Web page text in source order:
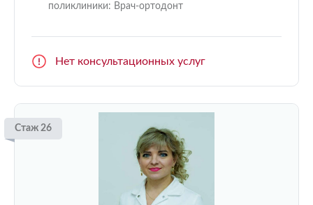
поликлиники: Врач-ортодонт
Нет консультационных услуг
Стаж 26